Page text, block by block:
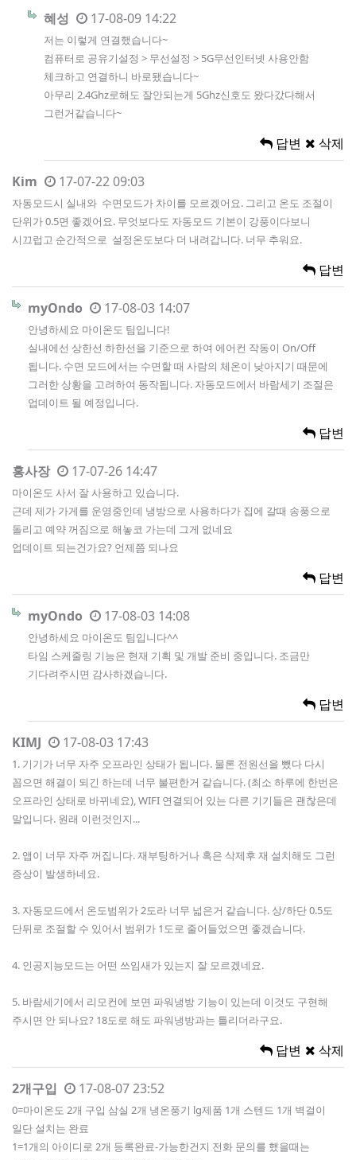
혜성 17-08-09 14:22
저는 이렇게 연결했습니다~
컴퓨터로 공유기설정 > 무선설정 > 5G무선인터넷 사용안함
체크하고 연결하니 바로됐습니다~
아무리 2.4Ghz로해도 잘안되는게 5Ghz신호도 왔다갔다해서
그런거같습니다~
답변 삭제
Kim 17-07-22 09:03
자동모드시 실내와 수면모드가 차이를 모르겠어요. 그리고 온도 조절이
단위가 0.5면 좋겠어요. 무엇보다도 자동모드 기본이 강풍이다보니
시끄럽고 순간적으로 설정온도보다 더 내려갑니다. 너무 추워요.
답변
myOndo 17-08-03 14:07
안녕하세요 마이온도 팀입니다!
실내에선 상한선 하한선을 기준으로 하여 에어컨 작동이 On/Off
됩니다. 수면 모드에서는 수면할 때 사람의 체온이 낮아지기 때문에
그러한 상황을 고려하여 동작됩니다. 자동모드에서 바람세기 조절은
업데이트 될 예정입니다.
답변
홍사장 17-07-26 14:47
마이온도 사서 잘 사용하고 있습니다.
근데 제가 가게를 운영중인데 냉방으로 사용하다가 집에 갈때 송풍으로
돌리고 예약 꺼짐으로 해놓코 가는데 그게 없네요
업데이트 되는건가요? 언제쯤 되나요
답변
myOndo 17-08-03 14:08
안녕하세요 마이온도 팀입니다^^
타임 스케줄링 기능은 현재 기획 및 개발 준비 중입니다. 조금만
기다려주시면 감사하겠습니다.
답변
KIMJ 17-08-03 17:43
1. 기기가 너무 자주 오프라인 상태가 됩니다. 물론 전원선을 뺐다 다시
꼽으면 해결이 되긴 하는데 너무 불편한거 같습니다. (최소 하루에 한번은
오프라인 상태로 바뀌네요), WIFI 연결되어 있는 다른 기기들은 괜찮은데
말입니다. 원래 이런것인지...
2. 앱이 너무 자주 꺼집니다. 재부팅하거나 혹은 삭제후 재 설치해도 그런
증상이 발생하네요.
3. 자동모드에서 온도범위가 2도라 너무 넓은거 같습니다. 상/하단 0.5도
단뒤로 조절할 수 있어서 범위가 1도로 줄어들었으면 좋겠습니다.
4. 인공지능모드는 어떤 쓰임새가 있는지 잘 모르겠네요.
5. 바람세기에서 리모컨에 보면 파워냉방 기능이 있는데 이것도 구현해
주시면 안 되나요? 18도로 해도 파워냉방과는 틀리더라구요.
답변 삭제
2개구입 17-08-07 23:52
0=마이온도 2개 구입 삼실 2개 냉온풍기 lg제품 1개 스텐드 1개 벽걸이
일단 설치는 완료
1=1개의 아이디로 2개 등록완료-가능한건지 전화 문의를 했을때는